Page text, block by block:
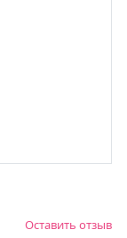
Оставить отзыв